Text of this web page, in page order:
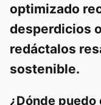
optimizado
desperdicios
redáctalos
sostenible.
¿Dónde